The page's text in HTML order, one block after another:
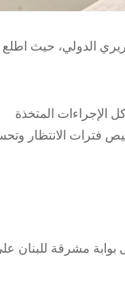
الدولي، حيث اطلع
الإجراءات المتخذة
فترات الانتظار
بوابة مشرقة للبنان